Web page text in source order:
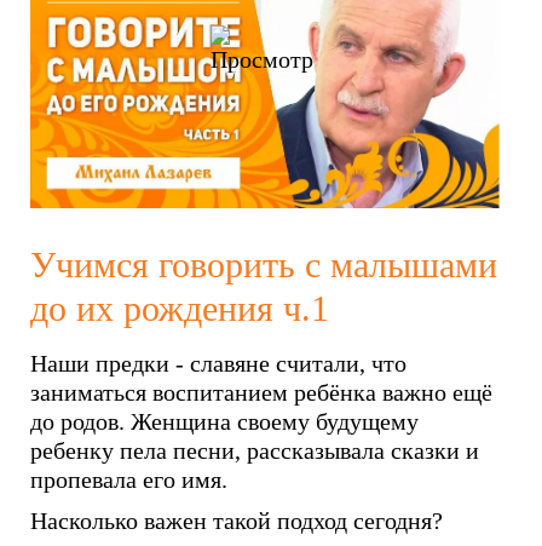
Учимся говорить с малышами
до их рождения ч.1
Наши предки - славяне считали, что
заниматься воспитанием ребёнка важно ещё
до родов. Женщина своему будущему
ребенку пела песни, рассказывала сказки и
пропевала его имя.
Насколько важен такой подход сегодня?